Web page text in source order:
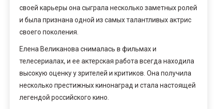
своей карьеры она сыграла несколько заметных ролей
и была признана одной из самых талантливых актрис
своего поколения.
Елена Великанова снималась в фильмах и
телесериалах, и ее актерская работа всегда находила
высокую оценку у зрителей и критиков. Она получила
несколько престижных кинонаград и стала настоящей
легендой российского кино.